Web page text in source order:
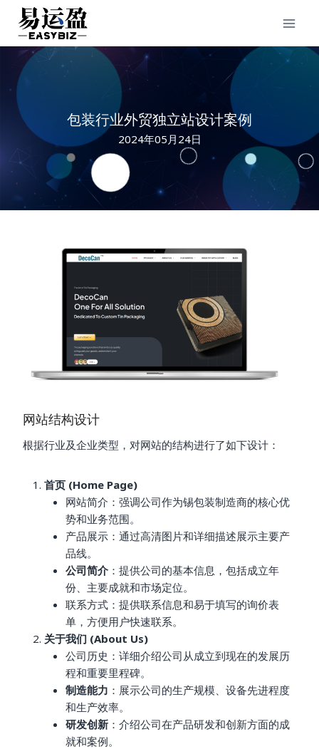
content
包装行业外贸独立站设计案例
2024年05月24日
网站结构设计
根据行业及企业类型，对网站的结构进行了如下设计：
首页 (Home Page)
网站简介：强调公司作为锡包装制造商的核心优
势和业务范围。
产品展示：通过高清图片和详细描述展示主要产
品线。
公司简介 ：提供公司的基本信息，包括成立年
份、主要成就和市场定位。
联系方式：提供联系信息和易于填写的询价表
单，方便用户快速联系。
关于我们 (About Us)
公司历史：详细介绍公司从成立到现在的发展历
程和重要里程碑。
制造能力 ：展示公司的生产规模、设备先进程度
和生产效率。
研发创新 ：介绍公司在产品研发和创新方面的成
就和案例。